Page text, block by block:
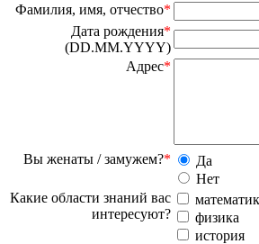
Фамилия, имя, отчество*
Дата рождения*
(DD.MM.YYYY)
Адрес*
Вы женаты / замужем?*
Да
Нет
Какие области знаний вас
интересуют?
физика
история